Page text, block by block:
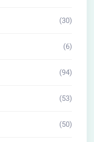
(30)
(6)
(94)
(53)
(50)